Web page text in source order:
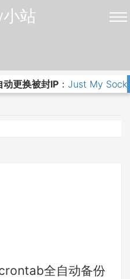
站
动更换被封IP ： Just My
全自动备份